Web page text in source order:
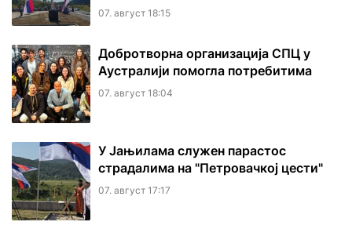
07. август 18:15
Добротворна организација СПЦ у
Аустралији помогла потребитима
07. август 18:04
У Јањилама служен парастос
страдалима на "Петровачкој цести"
07. август 17:17